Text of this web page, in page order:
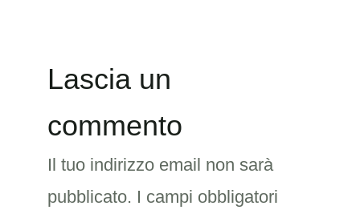
Lascia un
commento
Il tuo indirizzo email non sarà
pubblicato. I campi obbligatori